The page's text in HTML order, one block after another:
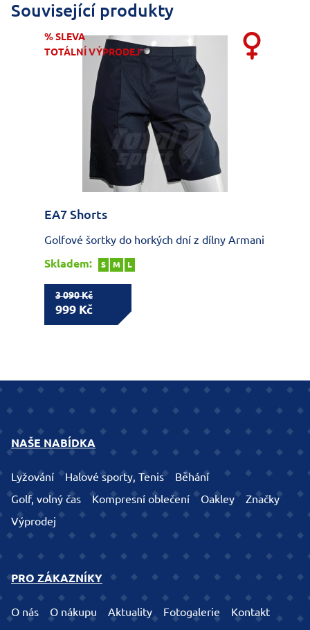
Související produkty
% SLEVA
TOTÁLNÍ VÝPRODEJ
EA7 Shorts
Golfové šortky do horkých dní z dílny Armani
Skladem:
S M L
3 090 Kč
999 Kč
NAŠE NABÍDKA
Lyžování Halové sporty, Tenis
Běhání
Golf, volný čas
Kompresní oblečení Oakley
Značky
Výprodej
PRO ZÁKAZNÍKY
O nás O nákupu Aktuality Fotogalerie Kontakt